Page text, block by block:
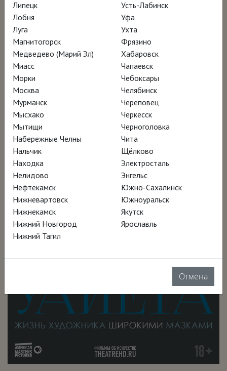
Смотреть онлайн за 370 ₽
Липецк
Лобня
Луга
Магнитогорск
Медведево (Марий Эл)
Миасс
Морки
Москва
Мурманск
Мысхако
Мытищи
Набережные Челны
Нальчик
Находка
Нелидово
Нефтекамск
Нижневартовск
Нижнекамск
Нижний Новгород
Нижний Тагил
Усть-Лабинск
Уфа
Ухта
Фрязино
Хабаровск
Чапаевск
Чебоксары
Челябинск
Череповец
Черкесск
Черноголовка
Чита
Щёлково
Электросталь
Энгельс
Южно-Сахалинск
Южноуральск
Якутск
Ярославль
Отмена